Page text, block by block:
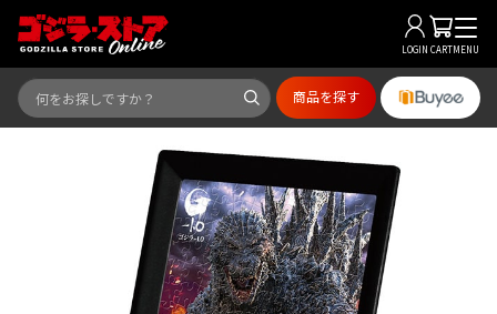
LOGIN CARTMENU
商品を探す